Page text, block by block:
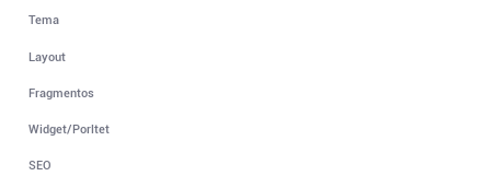
Tema
Layout
Fragmentos
Widget/Porltet
SEO